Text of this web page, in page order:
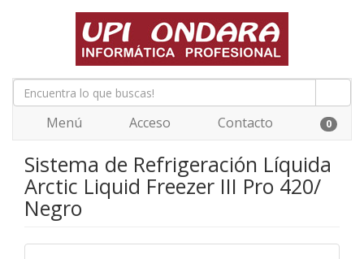
Menú Acceso Contacto 0
Sistema de Refrigeración Líquida
Arctic Liquid Freezer III Pro 420/
Negro